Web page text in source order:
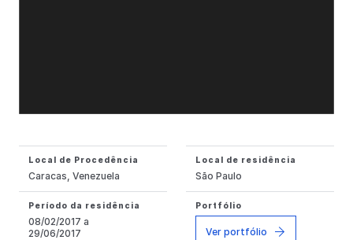
Local de Procedência
Caracas, Venezuela
Local de residência
São Paulo
Período da residência
08/02/2017 a
29/06/2017
Portfólio
Ver portfólio